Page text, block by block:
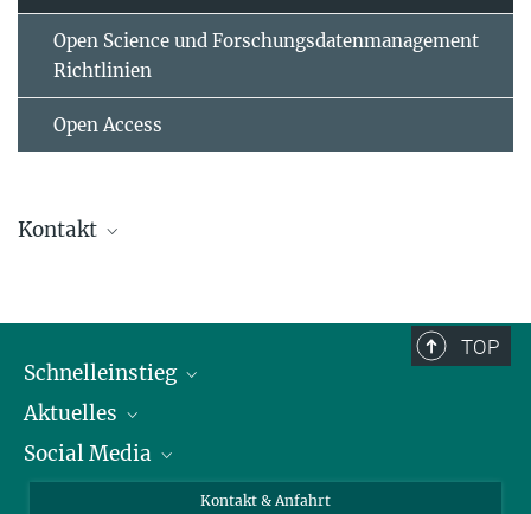
Open Science und Forschungsdatenmanagement
Richtlinien
Open Access
Kontakt
TOP
Schnelleinstieg
Personen
Pressebereich
Aktuelles
Stellenangebote
Social Media
Kontakt & Anfahrt